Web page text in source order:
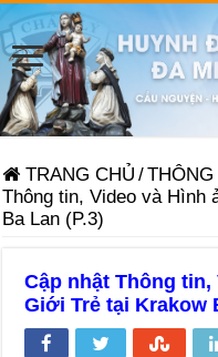
TRANG CHỦ /THÔNG
Thông tin, Video và Hình
Ba Lan (P.3)
Cập nhật Thông
Giới Trẻ tại Krakow